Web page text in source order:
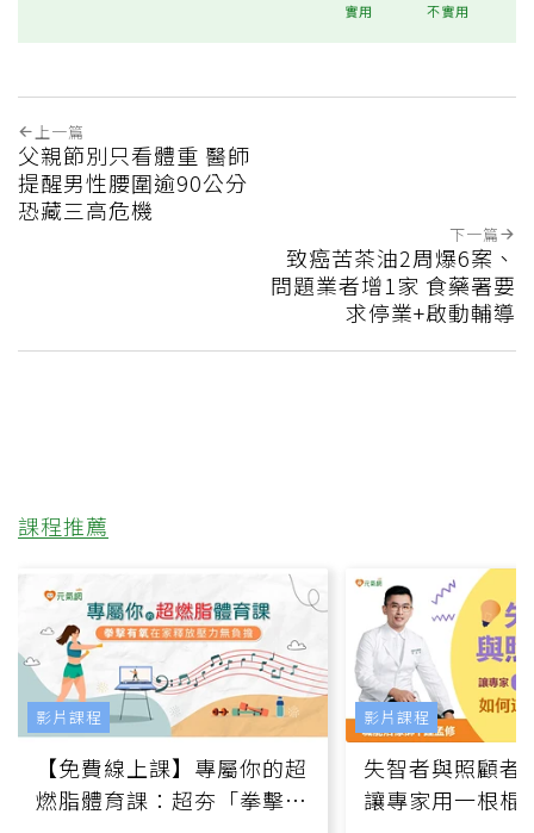
實用 不實用
上一篇
父親節別只看體重 醫師
提醒男性腰圍逾90公分
恐藏三高危機
下一篇
致癌苦茶油2周爆6案、
問題業者增1家 食藥署要
求停業+啟動輔導
課程推薦
【免費線上課】專屬你的超
燃脂體育課：超夯「拳擊有
影片課程
失智者與照顧者
讓專家用一根棍
影片課程